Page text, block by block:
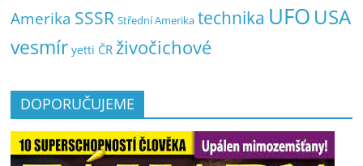
Amerika SSSR Střední Amerika technika UFO USA
vesmír yetti ČR živočichové
DOPORUČUJEME